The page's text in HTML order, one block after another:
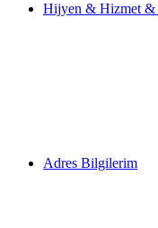
Hijyen & Hizmet &
Adres Bilgilerim